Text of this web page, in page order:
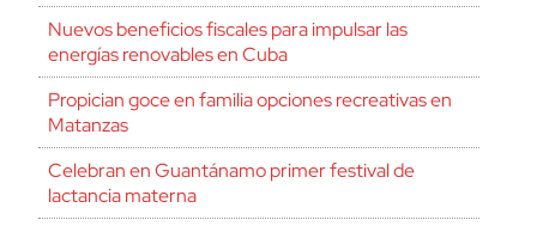
Nuevos beneficios fiscales para impulsar las
energías renovables en Cuba
Propician goce en familia opciones recreativas en
Matanzas
Celebran en Guantánamo primer festival de
lactancia materna